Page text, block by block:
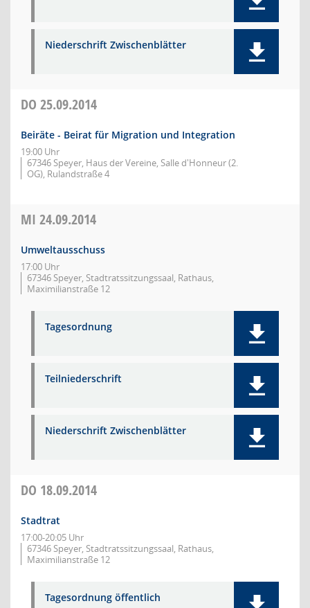
Niederschrift Zwischenblätter
DO 25.09.2014
Beiräte - Beirat für Migration und Integration
19:00 Uhr
67346 Speyer, Haus der Vereine, Salle d'Honneur (2.
OG), Rulandstraße 4
MI 24.09.2014
Umweltausschuss
17:00 Uhr
67346 Speyer, Stadtratssitzungssaal, Rathaus,
Maximilianstraße 12
Tagesordnung
Teilniederschrift
Niederschrift Zwischenblätter
DO 18.09.2014
Stadtrat
17:00-20:05 Uhr
67346 Speyer, Stadtratssitzungssaal, Rathaus,
Maximilianstraße 12
Tagesordnung öffentlich